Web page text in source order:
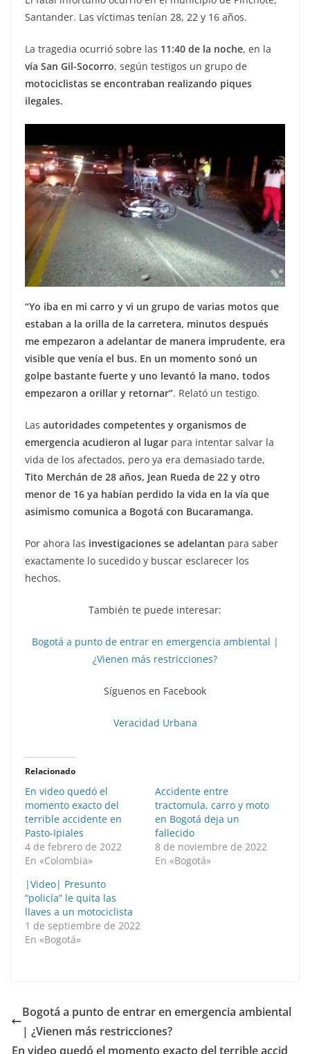
Santander. Las víctimas tenían 28, 22 y 16 años.
La tragedia ocurrió sobre las 11:40 de la noche, en la
vía San Gil-Socorro, según testigos un grupo de
motociclistas se encontraban realizando piques
ilegales.
“Yo iba en mi carro y vi un grupo de varias motos que
estaban a la orilla de la carretera, minutos después
me empezaron a adelantar de manera imprudente, era
visible que venía el bus. En un momento sonó un
golpe bastante fuerte y uno levantó la mano, todos
empezaron a orillar y retornar”. Relató un testigo.
Las autoridades competentes y organismos de
emergencia acudieron al lugar para intentar salvar la
vida de los afectados, pero ya era demasiado tarde,
Tito Merchán de 28 años, Jean Rueda de 22 y otro
menor de 16 ya habían perdido la vida en la vía que
asimismo comunica a Bogotá con Bucaramanga.
Por ahora las investigaciones se adelantan para saber
exactamente lo sucedido y buscar esclarecer los
hechos.
También te puede interesar:
Bogotá a punto de entrar en emergencia ambiental |
¿Vienen más restricciones?
Síguenos en Facebook
Veracidad Urbana
Relacionado
En video quedó el
momento exacto del
terrible accidente en
Pasto-Ipiales
4 de febrero de 2022
En «Colombia»
Accidente entre
tractomula, carro y moto
en Bogotá deja un
fallecido
8 de noviembre de 2022
En «Bogotá»
|Video| Presunto
“policía” le quita las
llaves a un motociclista
1 de septiembre de 2022
En «Bogotá»
Bogotá a punto de entrar en emergencia ambiental
| ¿Vienen más restricciones?
En video quedó el momento exacto del terrible accid